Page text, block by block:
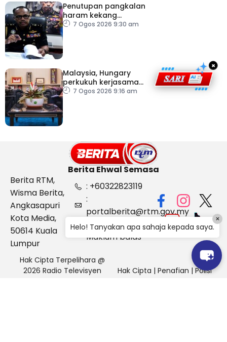
Penutupan pangkalan
haram kekang
penyeludupan di
7 Ogos 2026 9:30 am
Malaysia, Hungary
perkukuh kerjasama
sektor pertanian
7 Ogos 2026 9:16 am
×
Berita Ehwal Semasa
Berita RTM,
Wisma Berita,
Angkasapuri
Kota Media,
50614 Kuala
Lumpur
: +60322823119
:
portalberita@rtm.gov.my
: Aduan &
Maklum balas
Hak Cipta Terpelihara @
2026 Radio Televisyen
Hak Cipta | Penafian | Polisi
Helo! Tanyakan apa sahaja kepada saya.
×